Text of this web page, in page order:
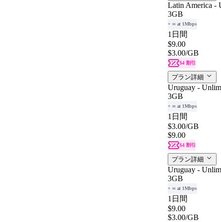
Latin America -
3GB
+ ∞ at 1Mbps
1日間
$9.00
$3.00/GB
$4 割引
プラン詳細
Uruguay -
3GB
+ ∞ at 1Mbps
1日間
$3.00/GB
$9.00
$4 割引
プラン詳細
Uruguay -
3GB
+ ∞ at 1Mbps
1日間
$9.00
$3.00/GB